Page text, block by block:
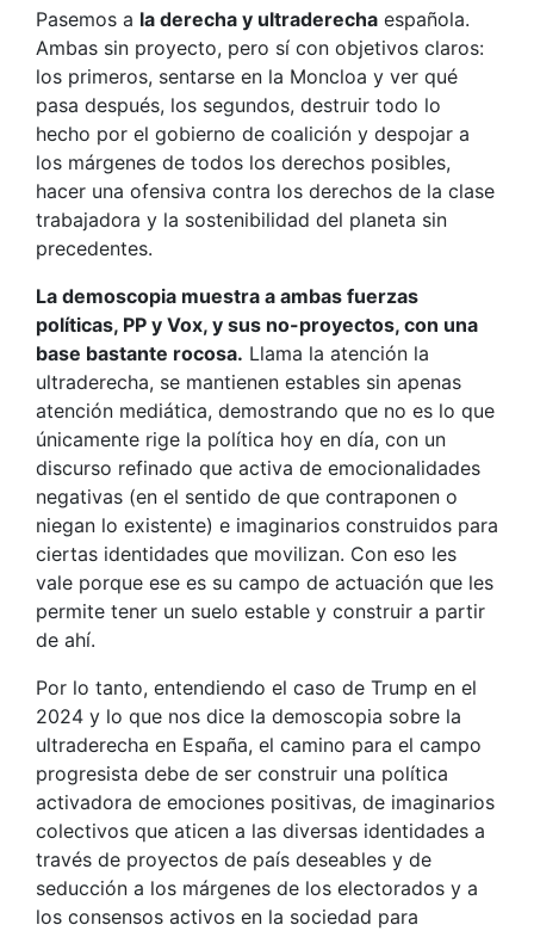
Pasemos a la derecha y ultraderecha española.
Ambas sin proyecto, pero sí con objetivos claros:
los primeros, sentarse en la Moncloa y ver qué
pasa después, los segundos, destruir todo lo
hecho por el gobierno de coalición y despojar a
los márgenes de todos los derechos posibles,
hacer una ofensiva contra los derechos de la clase
trabajadora y la sostenibilidad del planeta sin
precedentes.
La demoscopia muestra a ambas fuerzas
políticas, PP y Vox, y sus no-proyectos, con una
base bastante rocosa. Llama la atención la
ultraderecha, se mantienen estables sin apenas
atención mediática, demostrando que no es lo que
únicamente rige la política hoy en día, con un
discurso refinado que activa de emocionalidades
negativas (en el sentido de que contraponen o
niegan lo existente) e imaginarios construidos para
ciertas identidades que movilizan. Con eso les
vale porque ese es su campo de actuación que les
permite tener un suelo estable y construir a partir
de ahí.
Por lo tanto, entendiendo el caso de Trump en el
2024 y lo que nos dice la demoscopia sobre la
ultraderecha en España, el camino para el campo
progresista debe de ser construir una política
activadora de emociones positivas, de imaginarios
colectivos que aticen a las diversas identidades a
través de proyectos de país deseables y de
seducción a los márgenes de los electorados y a
los consensos activos en la sociedad para